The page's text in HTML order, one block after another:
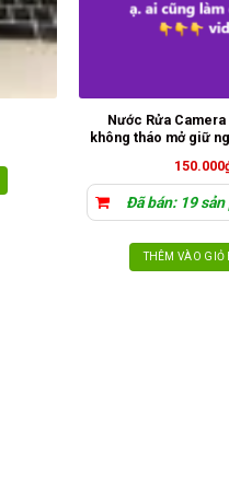
Nước Rửa
không tháo mở giữ
150.000
Đã bán: 19
THÊM VÀO GIỎ